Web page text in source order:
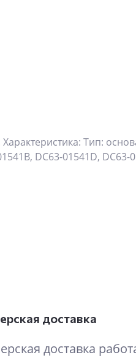
Тип:
DC63-01541D, DC63-
доставка
доставка